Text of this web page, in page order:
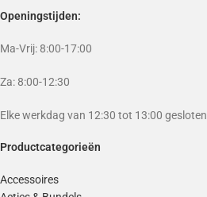
Openingstijden:
Ma-Vrij: 8:00-17:00
Za: 8:00-12:30
Elke werkdag van 12:30 tot 13:00 gesloten
Productcategorieën
Accessoires